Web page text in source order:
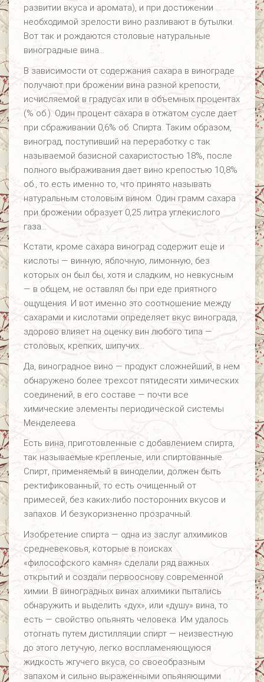
развитии вкуса и аромата), и при достижении
необходимой зрелости вино разливают в бутылки.
Вот так и рождаются столовые натуральные
виноградные вина…
В зависимости от содержания сахара в винограде
получают при брожении вина разной крепости,
исчисляемой в градусах или в объемных процентах
(% об.). Один процент сахара в отжатом сусле дает
при сбраживании 0,6% об. Спирта. Таким образом,
виноград, поступивший на переработку с так
называемой базисной сахаристостью 18%, после
полного выбраживания дает вино крепостью 10,8%
об., то есть именно то, что принято называть
натуральным столовым вином. Один грамм сахара
при брожении образует 0,25 литра углекислого
газа…
Кстати, кроме сахара виноград содержит еще и
кислоты — винную, яблочную, лимонную, без
которых он был бы, хотя и сладким, но невкусным
— в общем, не оставлял бы при еде приятного
ощущения. И вот именно это соотношение между
сахарами и кислотами определяет вкус винограда,
здорово влияет на оценку вин любого типа —
столовых, крепких, шипучих…
Да, виноградное вино — продукт сложнейший, в нем
обнаружено более трехсот пятидесяти химических
соединений, в его составе — почти все
химические элементы периодической системы
Менделеева.
Есть вина, приготовленные с добавлением спирта,
так называемые крепленые, или спиртованные.
Спирт, применяемый в виноделии, должен быть
ректификованный, то есть очищенный от
примесей, без каких-либо посторонних вкусов и
запахов. И безукоризненно прозрачный.
Изобретение спирта — одна из заслуг алхимиков
средневековья, которые в поисках
«философского камня» сделали ряд важных
открытий и создали первооснову современной
химии. В виноградных винах алхимики пытались
обнаружить и выделить «дух», или «душу» вина, то
есть — свойство опьянять человека. Им удалось
отогнать путем дистилляции спирт — неизвестную
до этого летучую, легко воспламеняющуюся
жидкость жгучего вкуса, со своеобразным
запахом и сильно выраженными опьяняющими